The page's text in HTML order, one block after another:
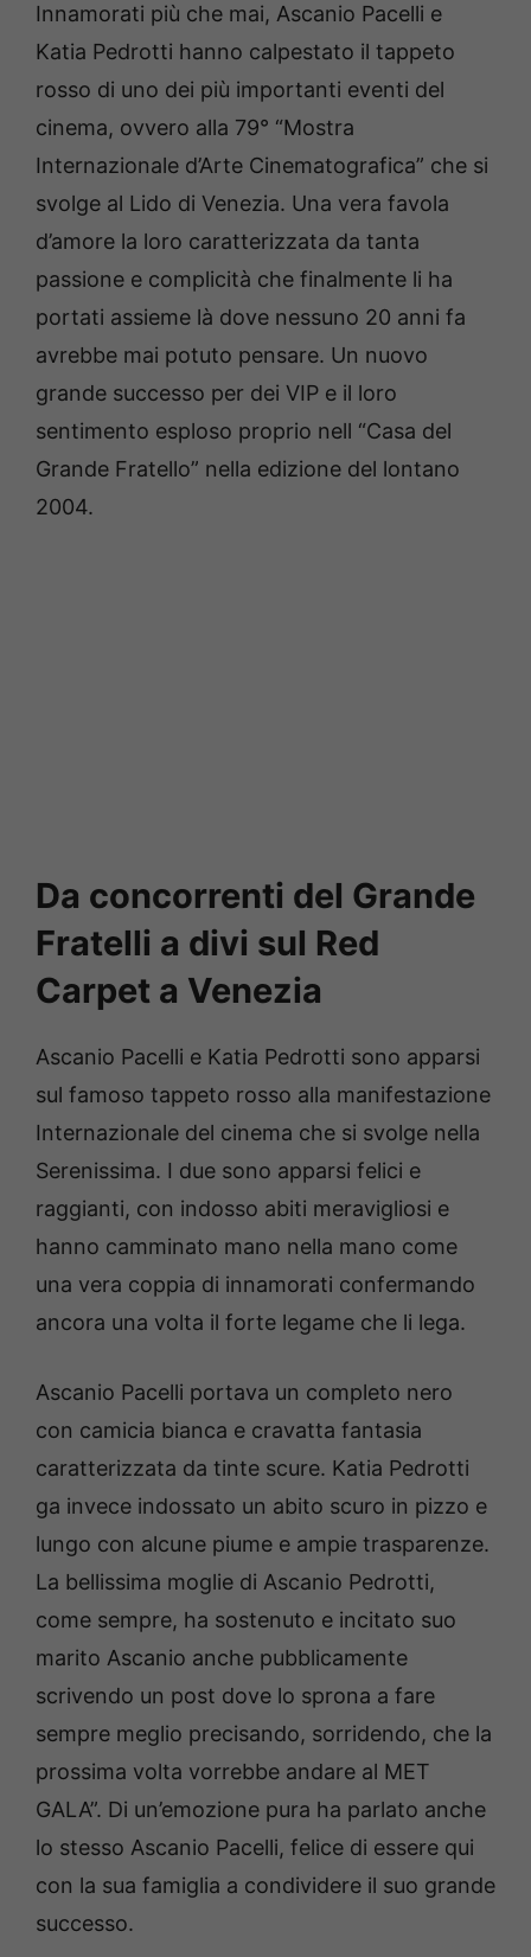
Innamorati più che mai, Ascanio Pacelli e
Katia Pedrotti hanno calpestato il tappeto
rosso di uno dei più importanti eventi del
cinema, ovvero alla 79° “Mostra
Internazionale d’Arte Cinematografica” che si
svolge al Lido di Venezia. Una vera favola
d’amore la loro caratterizzata da tanta
passione e complicità che finalmente li ha
portati assieme là dove nessuno 20 anni fa
avrebbe mai potuto pensare. Un nuovo
grande successo per dei VIP e il loro
sentimento esploso proprio nell “Casa del
Grande Fratello” nella edizione del lontano
2004.
Da concorrenti del Grande
Fratelli a divi sul Red
Carpet a Venezia
Ascanio Pacelli e Katia Pedrotti sono apparsi
sul famoso tappeto rosso alla manifestazione
Internazionale del cinema che si svolge nella
Serenissima. I due sono apparsi felici e
raggianti, con indosso abiti meravigliosi e
hanno camminato mano nella mano come
una vera coppia di innamorati confermando
ancora una volta il forte legame che li lega.
Ascanio Pacelli portava un completo nero
con camicia bianca e cravatta fantasia
caratterizzata da tinte scure. Katia Pedrotti
ga invece indossato un abito scuro in pizzo e
lungo con alcune piume e ampie trasparenze.
La bellissima moglie di Ascanio Pedrotti,
come sempre, ha sostenuto e incitato suo
marito Ascanio anche pubblicamente
scrivendo un post dove lo sprona a fare
sempre meglio precisando, sorridendo, che la
prossima volta vorrebbe andare al MET
GALA”. Di un’emozione pura ha parlato anche
lo stesso Ascanio Pacelli, felice di essere qui
con la sua famiglia a condividere il suo grande
successo.